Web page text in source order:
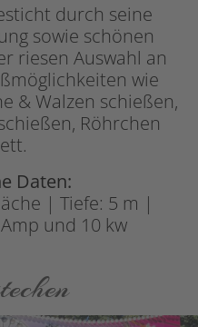
durch seine
sowie schönen
riesen Auswahl an
wie
& Walzen schießen,
Röhrchen
Daten:
| Tiefe: 5 m |
und 10 kw